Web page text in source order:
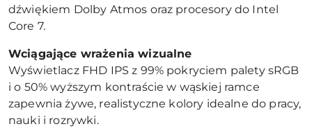
dźwiękiem Dolby Atmos oraz procesory do Intel
Core 7.
Wciągające wrażenia wizualne
Wyświetlacz FHD IPS z 99% pokryciem palety sRGB
i o 50% wyższym kontraście w wąskiej ramce
zapewnia żywe, realistyczne kolory idealne do pracy,
nauki i rozrywki.